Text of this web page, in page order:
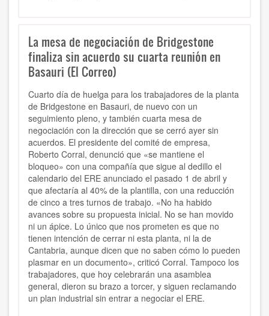
La mesa de negociación de Bridgestone
finaliza sin acuerdo su cuarta reunión en
Basauri (El Correo)
Cuarto día de huelga para los trabajadores de la planta
de Bridgestone en Basauri, de nuevo con un
seguimiento pleno, y también cuarta mesa de
negociación con la dirección que se cerró ayer sin
acuerdos. El presidente del comité de empresa,
Roberto Corral, denunció que «se mantiene el
bloqueo» con una compañía que sigue al dedillo el
calendario del ERE anunciado el pasado 1 de abril y
que afectaría al 40% de la plantilla, con una reducción
de cinco a tres turnos de trabajo. «No ha habido
avances sobre su propuesta inicial. No se han movido
ni un ápice. Lo único que nos prometen es que no
tienen intención de cerrar ni esta planta, ni la de
Cantabria, aunque dicen que no saben cómo lo pueden
plasmar en un documento», criticó Corral. Tampoco los
trabajadores, que hoy celebrarán una asamblea
general, dieron su brazo a torcer, y siguen reclamando
un plan industrial sin entrar a negociar el ERE.